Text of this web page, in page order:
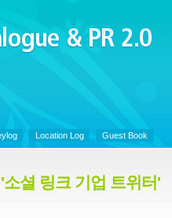
&
Location Log Guest Book
셜 링크 기업 트위터'